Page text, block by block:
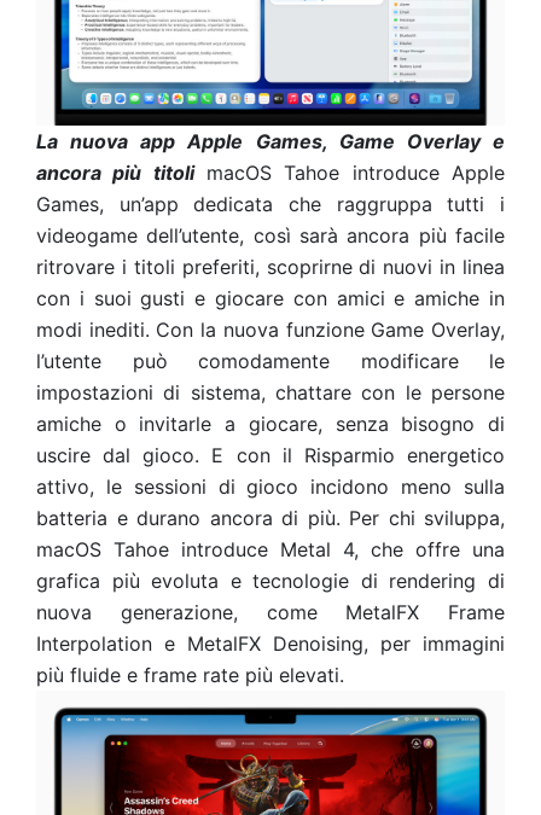
La nuova app Apple Games, Game Overlay e
ancora più titolimacOS Tahoe introduce Apple
Games, un’app dedicata che raggruppa tutti i
videogame dell’utente, così sarà ancora più facile
ritrovare i titoli preferiti, scoprirne di nuovi in linea
con i suoi gusti e giocare con amici e amiche in
modi inediti. Con la nuova funzione Game Overlay,
l’utente può comodamente modificare le
impostazioni di sistema, chattare con le persone
amiche o invitarle a giocare, senza bisogno di
uscire dal gioco. E con il Risparmio energetico
attivo, le sessioni di gioco incidono meno sulla
batteria e durano ancora di più. Per chi sviluppa,
macOS Tahoe introduce Metal 4, che offre una
grafica più evoluta e tecnologie di rendering di
nuova generazione, come MetalFX Frame
Interpolation e MetalFX Denoising, per immagini
più fluide e frame rate più elevati.